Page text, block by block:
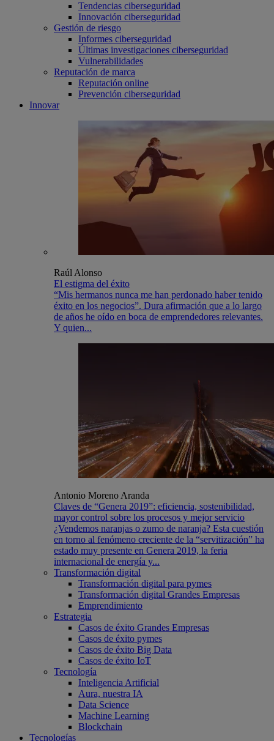
Tendencias ciberseguridad
Innovación ciberseguridad
Gestión de riesgo
Informes ciberseguridad
Últimas investigaciones ciberseguridad
Vulnerabilidades
Reputación de marca
Reputación online
Prevención ciberseguridad
Innovar
Raúl Alonso
El estigma del éxito
“Mis hermanos nunca me han perdonado haber tenido
éxito en los negocios”. Dura afirmación que a lo largo
de años he oído en boca de emprendedores relevantes.
Y quien...
Antonio Moreno Aranda
Claves de “Genera 2019”: eficiencia, sostenibilidad,
mayor control sobre los procesos y mejor servicio
¿Vendemos naranjas o zumo de naranja? Esta cuestión
en torno al fenómeno creciente de la “servitización” ha
estado muy presente en Genera 2019, la feria
internacional de energía y...
Transformación digital
Transformación digital para pymes
Transformación digital Grandes Empresas
Emprendimiento
Estrategia
Casos de éxito Grandes Empresas
Casos de éxito pymes
Casos de éxito Big Data
Casos de éxito IoT
Tecnología
Inteligencia Artificial
Aura, nuestra IA
Data Science
Machine Learning
Blockchain
Tecnologías